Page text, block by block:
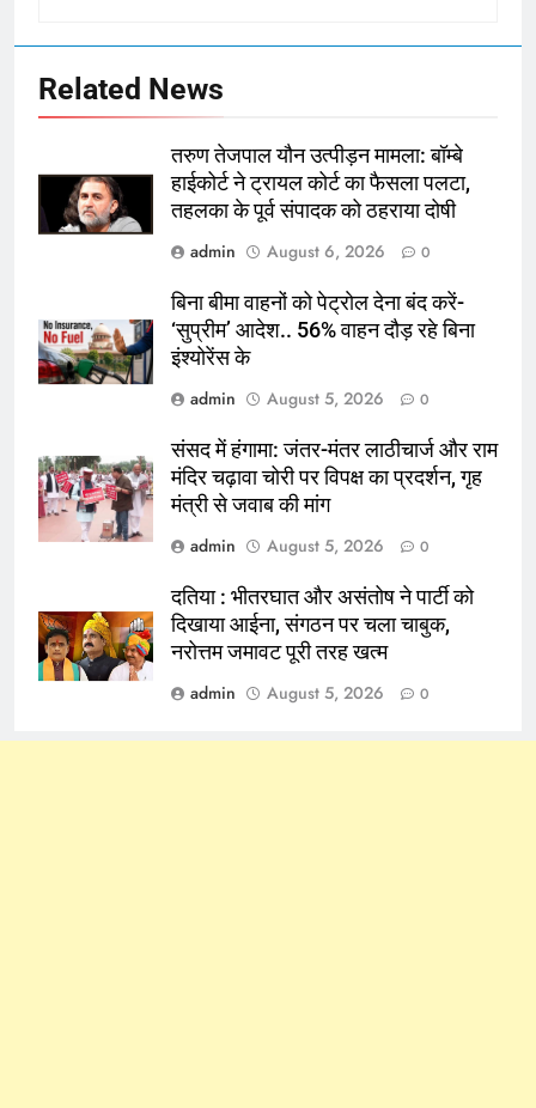
Related News
तरुण तेजपाल यौन उत्पीड़न मामला: बॉम्बे
हाईकोर्ट ने ट्रायल कोर्ट का फैसला पलटा,
तहलका के पूर्व संपादक को ठहराया दोषी
admin
August 6, 2026 0
बिना बीमा वाहनों को पेट्राेल देना बंद करें-
‘सुप्रीम’ आदेश.. 56% वाहन दौड़ रहे बिना
इंश्योरेंस के
admin
August 5, 2026 0
संसद में हंगामा: जंतर-मंतर लाठीचार्ज और राम
मंदिर चढ़ावा चोरी पर विपक्ष का प्रदर्शन, गृह
मंत्री से जवाब की मांग
admin
August 5, 2026 0
दतिया : भीतरघात और असंतोष ने पार्टी को
दिखाया आईना, संगठन पर चला चाबुक,
नरोत्तम जमावट पूरी तरह खत्म
admin
August 5, 2026 0